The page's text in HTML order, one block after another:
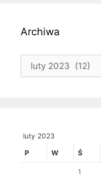
Archiwa
Archiwa
luty 2023
P W Ś
1